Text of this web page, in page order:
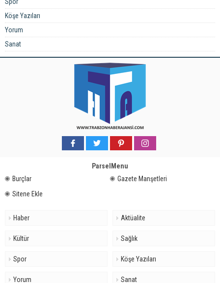
Spor
Köşe Yazıları
Yorum
Sanat
ParselMenu
Burçlar
Gazete Manşetleri
Sitene Ekle
Haber Aktüalite
Kültür Sağlık
Spor Köşe Yazıları
Yorum Sanat